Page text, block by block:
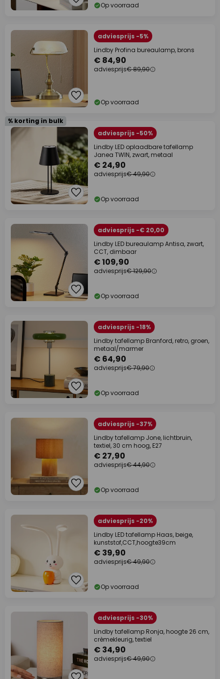
Op voorraad
adviesprijs -5%
Lindby Profina bureaulamp, brons
€ 84,90
adviesprijs€ 89,90
Op voorraad
% korting in bulk
adviesprijs -50%
Lindby LED oplaadbare tafellamp
Janea TWIN, zwart, metaal
€ 24,90
adviesprijs€ 49,90
Op voorraad
adviesprijs -€ 20,00
Lindby LED bureaulamp Antisa, zwart,
CCT, dimbaar
€ 109,90
adviesprijs€ 129,90
Op voorraad
adviesprijs -18%
Lindby tafellamp Branford, retro, groen,
metaal/marmer
€ 64,90
adviesprijs€ 79,90
Op voorraad
adviesprijs -37%
Lindby tafellamp Jone, lichtbruin,
textiel, 30 cm hoog, E27
€ 27,90
adviesprijs€ 44,90
Op voorraad
adviesprijs -20%
Lindby LED tafellamp Haas, beige,
kunststof,CCT,hoogte39cm
€ 39,90
adviesprijs€ 49,90
Op voorraad
adviesprijs -30%
Lindby tafellamp Ronja, hoogte 26 cm,
crèmekleurig, textiel
€ 34,90
adviesprijs€ 49,90